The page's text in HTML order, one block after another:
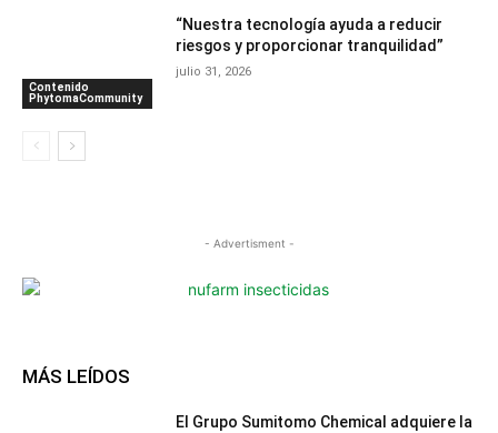
Contenido
PhytomaCommunity
“Nuestra tecnología ayuda a reducir
riesgos y proporcionar tranquilidad”
julio 31, 2026
- Advertisment -
MÁS LEÍDOS
El Grupo Sumitomo Chemical adquiere la